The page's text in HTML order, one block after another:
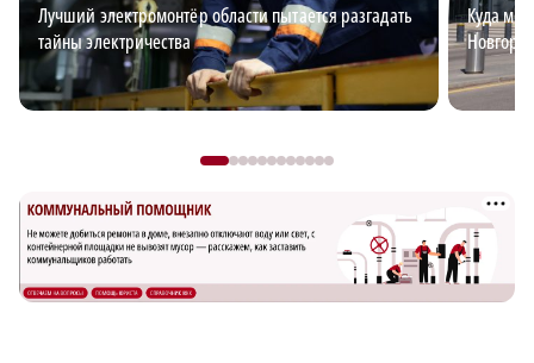
Лучший электромонтёр области пытается разгадать
тайны электричества
Куда